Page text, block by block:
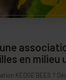
une
en milieu
KEDGE’BEES ?